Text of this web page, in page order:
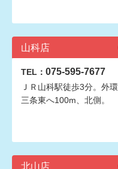
山科店
TEL： 075-595-7677
ＪＲ山科駅徒歩3分。外環
三条東へ100m、北側。
北山店